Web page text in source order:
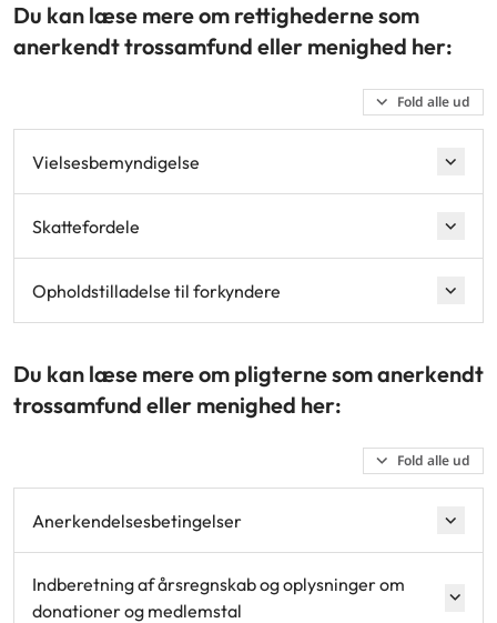
Du kan læse mere om rettighederne som
anerkendt trossamfund eller menighed her:
Fold alle ud
Vielsesbemyndigelse
Skattefordele
Opholdstilladelse til forkyndere
Du kan læse mere om pligterne som anerkendt
trossamfund eller menighed her:
Fold alle ud
Anerkendelsesbetingelser
Indberetning af årsregnskab og oplysninger om
donationer og medlemstal